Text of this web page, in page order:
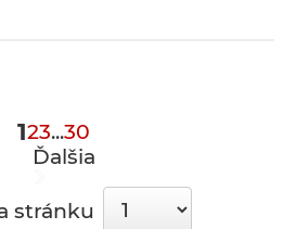
123...30
Ďalšia
stránku